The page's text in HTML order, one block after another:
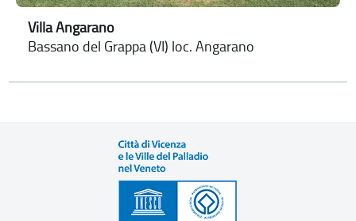
Villa Angarano
Bassano del Grappa (VI) loc. Angarano